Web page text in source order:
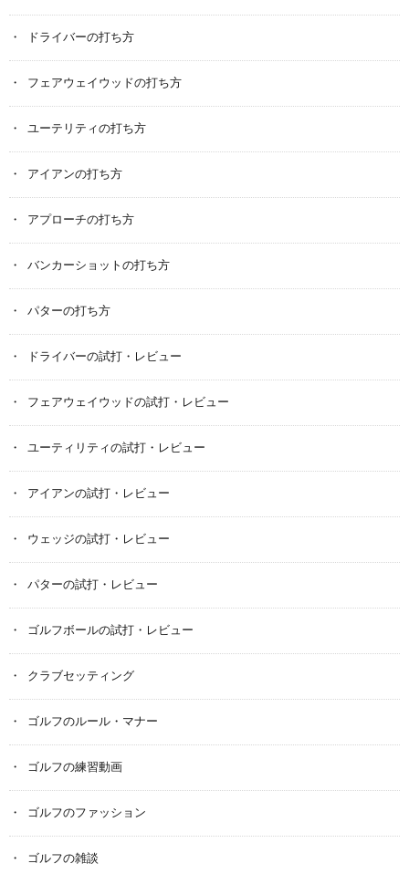
ドライバーの打ち方
フェアウェイウッドの打ち方
ユーテリティの打ち方
アイアンの打ち方
アプローチの打ち方
バンカーショットの打ち方
パターの打ち方
ドライバーの試打・レビュー
フェアウェイウッドの試打・レビュー
ユーティリティの試打・レビュー
アイアンの試打・レビュー
ウェッジの試打・レビュー
パターの試打・レビュー
ゴルフボールの試打・レビュー
クラブセッティング
ゴルフのルール・マナー
ゴルフの練習動画
ゴルフのファッション
ゴルフの雑談